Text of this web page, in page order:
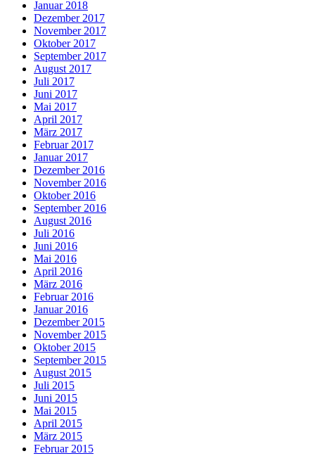
Januar 2018
Dezember 2017
November 2017
Oktober 2017
September 2017
August 2017
Juli 2017
Juni 2017
Mai 2017
April 2017
März 2017
Februar 2017
Januar 2017
Dezember 2016
November 2016
Oktober 2016
September 2016
August 2016
Juli 2016
Juni 2016
Mai 2016
April 2016
März 2016
Februar 2016
Januar 2016
Dezember 2015
November 2015
Oktober 2015
September 2015
August 2015
Juli 2015
Juni 2015
Mai 2015
April 2015
März 2015
Februar 2015